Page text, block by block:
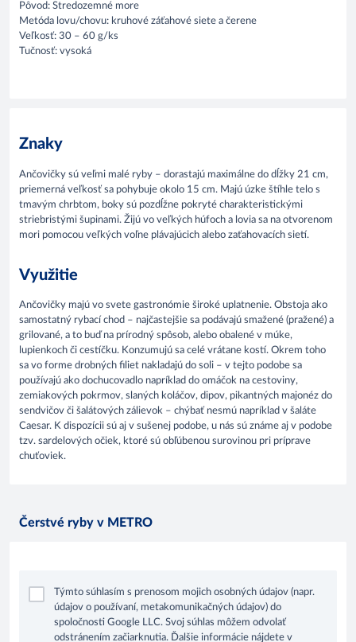
Pôvod: Stredozemné more
Metóda lovu/chovu: kruhové záťahové siete a čerene
Veľkosť: 30 – 60 g/ks
Tučnosť: vysoká
Znaky
Ančovičky sú veľmi malé ryby – dorastajú maximálne do dĺžky 21 cm,
priemerná veľkosť sa pohybuje okolo 15 cm. Majú úzke štíhle telo s
tmavým chrbtom, boky sú pozdĺžne pokryté charakteristickými
striebristými šupinami. Žijú vo veľkých húfoch a lovia sa na otvorenom
mori pomocou veľkých voľne plávajúcich alebo zaťahovacích sietí.
Využitie
Ančovičky majú vo svete gastronómie široké uplatnenie. Obstoja ako
samostatný rybací chod – najčastejšie sa podávajú smažené (pražené) a
grilované, a to buď na prírodný spôsob, alebo obalené v múke,
lupienkoch či cestíčku. Konzumujú sa celé vrátane kostí. Okrem toho
sa vo forme drobných filiet nakladajú do soli – v tejto podobe sa
používajú ako dochucovadlo napríklad do omáčok na cestoviny,
zemiakových pokrmov, slaných koláčov, dipov, pikantných majonéz do
sendvičov či šalátových zálievok – chýbať nesmú napríklad v šaláte
Caesar. K dispozícii sú aj v sušenej podobe, u nás sú známe aj v podobe
tzv. sardelových očiek, ktoré sú obľúbenou surovinou pri príprave
chuťoviek.
Čerstvé ryby v METRO
Týmto súhlasím s prenosom mojich osobných údajov (napr.
údajov o používaní, metakomunikačných údajov) do
spoločnosti Google LLC. Svoj súhlas môžem odvolať
odstránením začiarknutia. Ďalšie informácie nájdete v